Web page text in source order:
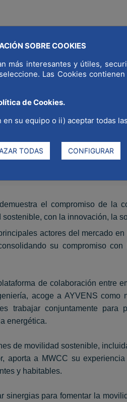
SOBRE COOKIES
más interesantes y útiles,
Las Cookies
de Cookies.
su equipo o ii) aceptar todas
TODAS CONFIGURAR
el compromiso de la
con la innovación, la
actores del mercado
su compromiso
de colaboración entre
acoge a AYVENS como
trabajar conjuntamente
energética.
de movilidad sostenible,
a MWCC su
y habitables.
sinergias para fomentar la